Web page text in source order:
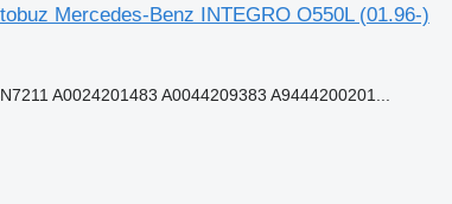
Mercedes-Benz INTEGRO O550L (01.96-)
A0024201483 A0044209383 A9444200201...